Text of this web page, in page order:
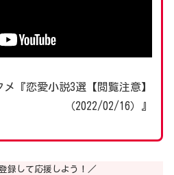
メ『恋愛小説3選【閲覧注意】
（2022/02/16）』
録して応援しよう！／